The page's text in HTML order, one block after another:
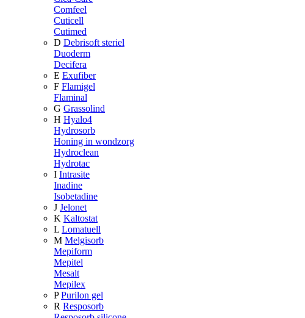
Comfeel
Cuticell
Cutimed
D Debrisoft steriel
Duoderm
Decifera
E Exufiber
F Flamigel
Flaminal
G Grassolind
H Hyalo4
Hydrosorb
Honing in wondzorg
Hydroclean
Hydrotac
I Intrasite
Inadine
Isobetadine
J Jelonet
K Kaltostat
L Lomatuell
M Melgisorb
Mepiform
Mepitel
Mesalt
Mepilex
P Purilon gel
R Resposorb